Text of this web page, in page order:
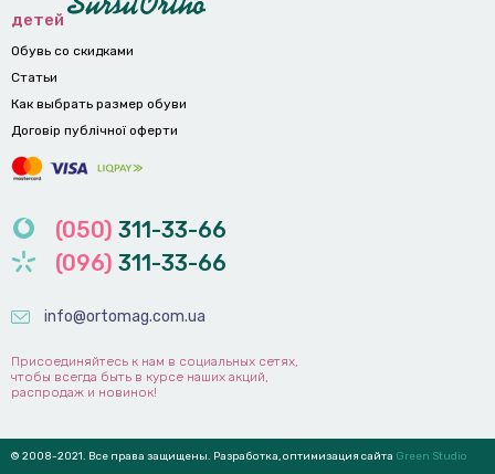
детей
Обувь со скидками
Статьи
Как выбрать размер обуви
Договір публічної оферти
(050) 311-33-66
(096) 311-33-66
info@ortomag.com.ua
Присоединяйтесь к нам в социальных сетях,
чтобы всегда быть в курсе наших акций,
распродаж и новинок!
© 2008-2021. Все права защищены. Разработка, оптимизация сайта Green Studio